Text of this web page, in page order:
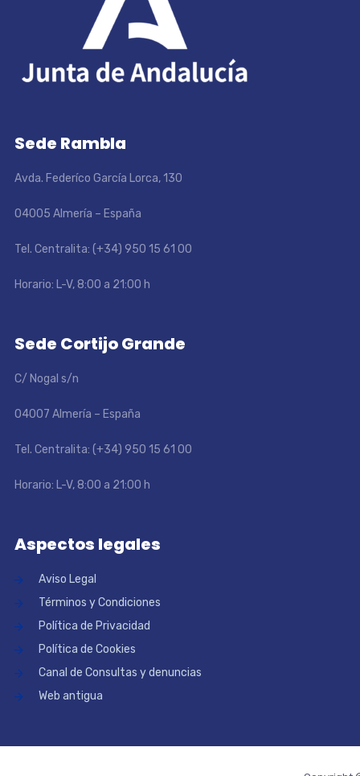
Sede Rambla
Avda. Federíco García Lorca, 130
04005 Almería – España
Tel. Centralita: (+34) 950 15 61 00
Horario: L-V, 8:00 a 21:00 h
Sede Cortijo Grande
C/ Nogal s/n
04007 Almería – España
Tel. Centralita: (+34) 950 15 61 00
Horario: L-V, 8:00 a 21:00 h
Aspectos legales
Aviso Legal
Términos y Condiciones
Política de Privacidad
Política de Cookies
Canal de Consultas y denuncias
Web antigua